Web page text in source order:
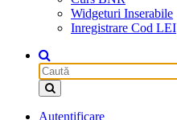
Widgeturi Inserabile
Inregistrare Cod LEI
Autentificare